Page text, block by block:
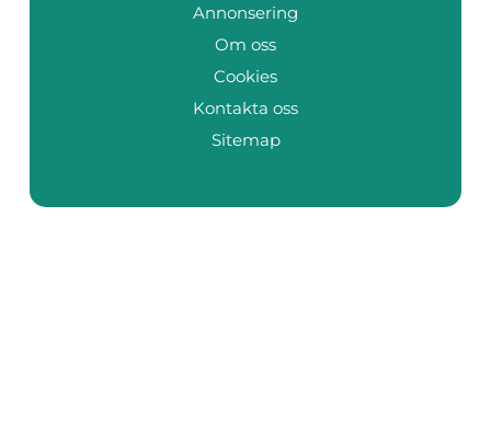
Annonsering
Om oss
Cookies
Kontakta oss
Sitemap